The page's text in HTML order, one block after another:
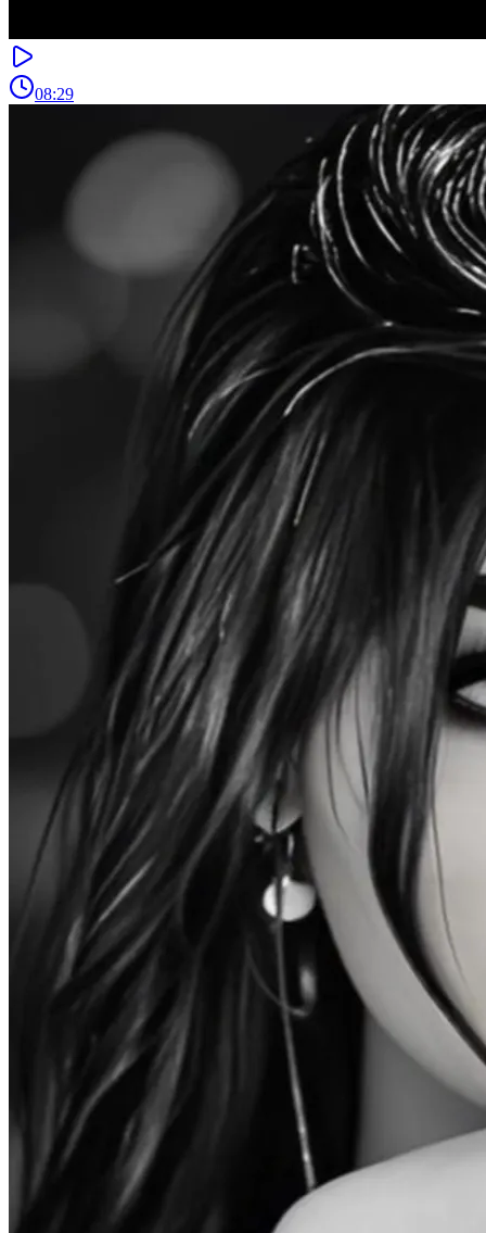
08:29